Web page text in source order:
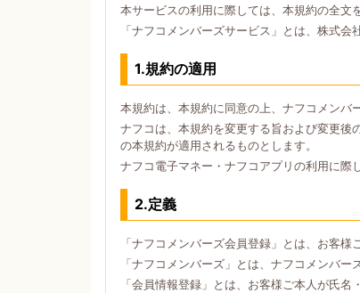
本サービスの利用に際しては、本規約の全文
「ナフコメンバーズサービス」とは、株式
1.規約の適用
本規約は、本規約に同意の上、ナフコメンバ
ナフコは、本規約を変更する旨および変更後
の本規約が適用されるものとします。
ナフコ電子マネー・ナフコアプリの利用に際
2.定義
「ナフコメンバーズ会員登録」とは、お客
「ナフコメンバーズ」とは、ナフコメンバ
「会員情報登録」とは、お客様ご本人が氏